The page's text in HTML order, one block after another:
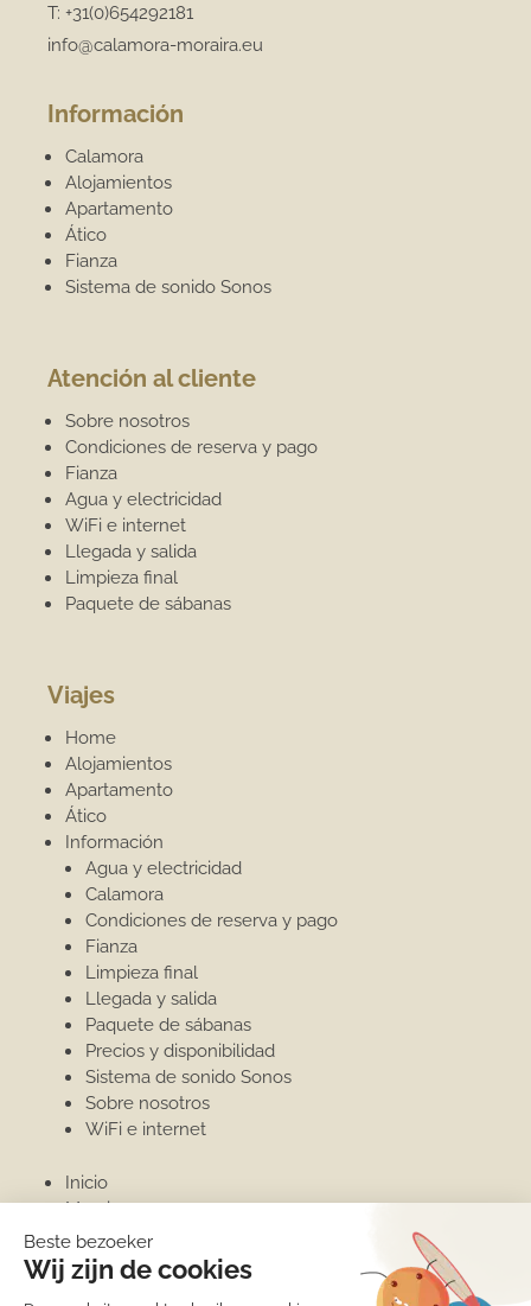
T:+31(0)654292181
info@calamora-moraira.eu
Información
Calamora
Alojamientos
Apartamento
Ático
Fianza
Sistema de sonido Sonos
Atención al cliente
Sobre nosotros
Condiciones de reserva y pago
Fianza
Agua y electricidad
WiFi e internet
Llegada y salida
Limpieza final
Paquete de sábanas
Viajes
Home
Alojamientos
Apartamento
Ático
Información
Agua y electricidad
Calamora
Condiciones de reserva y pago
Fianza
Limpieza final
Llegada y salida
Paquete de sábanas
Precios y disponibilidad
Sistema de sonido Sonos
Sobre nosotros
WiFi e internet
Inicio
Moraira
Invernar en Moraira
Puerto deportivo